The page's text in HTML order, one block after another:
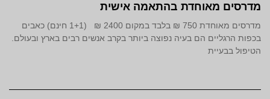
מדרסים מאוחדת בהתאמה אישית
מדרסים מאוחדת 750 ₪ בלבד במקום 2400 ₪ (1+1 חינם) כאבים
בכפות הרגליים הם בעיה נפוצה ביותר בקרב אנשים רבים בארץ ובעולם.
הטיפול בבעיית